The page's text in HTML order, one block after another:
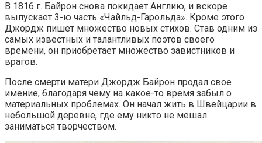
В 1816 г. Байрон снова покидает Англию, и вскоре
выпускает 3-ю часть «Чайльд-Гарольда». Кроме этого
Джордж пишет множество новых стихов. Став одним из
самых известных и талантливых поэтов своего
времени, он приобретает множество завистников и
врагов.
После смерти матери Джордж Байрон продал свое
имение, благодаря чему на какое-то время забыл о
материальных проблемах. Он начал жить в Швейцарии в
небольшой деревне, где ему никто не мешал
заниматься творчеством.